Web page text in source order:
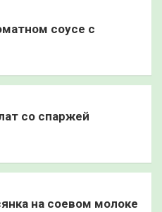
соусе с
со спаржей
на соевом молоке